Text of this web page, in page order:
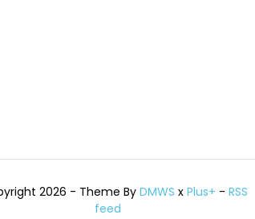
2026 - Theme ByDMWS xPlus+ -RSS
feed